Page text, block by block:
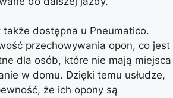
także dostępna u Pneumatico.
przechowywania opon, co jest
dla osób, które nie mają miejsca
w domu. Dzięki temu usłudze,
że ich opony są